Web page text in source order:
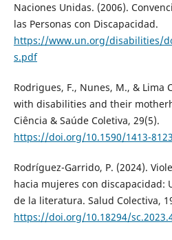
Naciones Unidas. (2006).
las Personas con Discapacidad.
https://www.un.org/disabilities/
s.pdf
Rodrigues, F., Nunes, M., & Lima
with disabilities and their
Ciência & Saúde Coletiva, 29(5).
https://doi.org/10.1590/1413-
Rodríguez-Garrido, P. (2024).
hacia mujeres con discapacidad:
de la literatura. Salud Colectiva,
https://doi.org/10.18294/